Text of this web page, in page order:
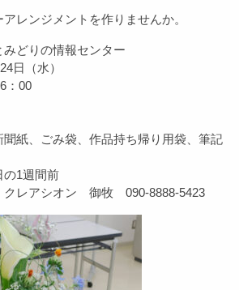
レンジメントを作りませんか。
どりの情報センター
日（水）
：00
聞紙、ごみ袋、作品持ち帰り用袋、筆記
の1週間前
クレアシオン 御牧 090-8888-5423